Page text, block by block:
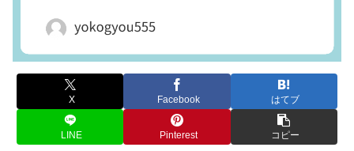
X Facebook はてブ
LINE Pinterest コピー